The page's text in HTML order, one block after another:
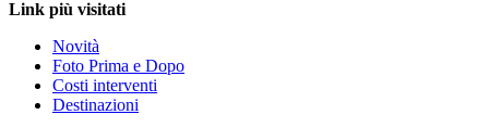
Link più visitati
Novità
Foto Prima e Dopo
Costi interventi
Destinazioni